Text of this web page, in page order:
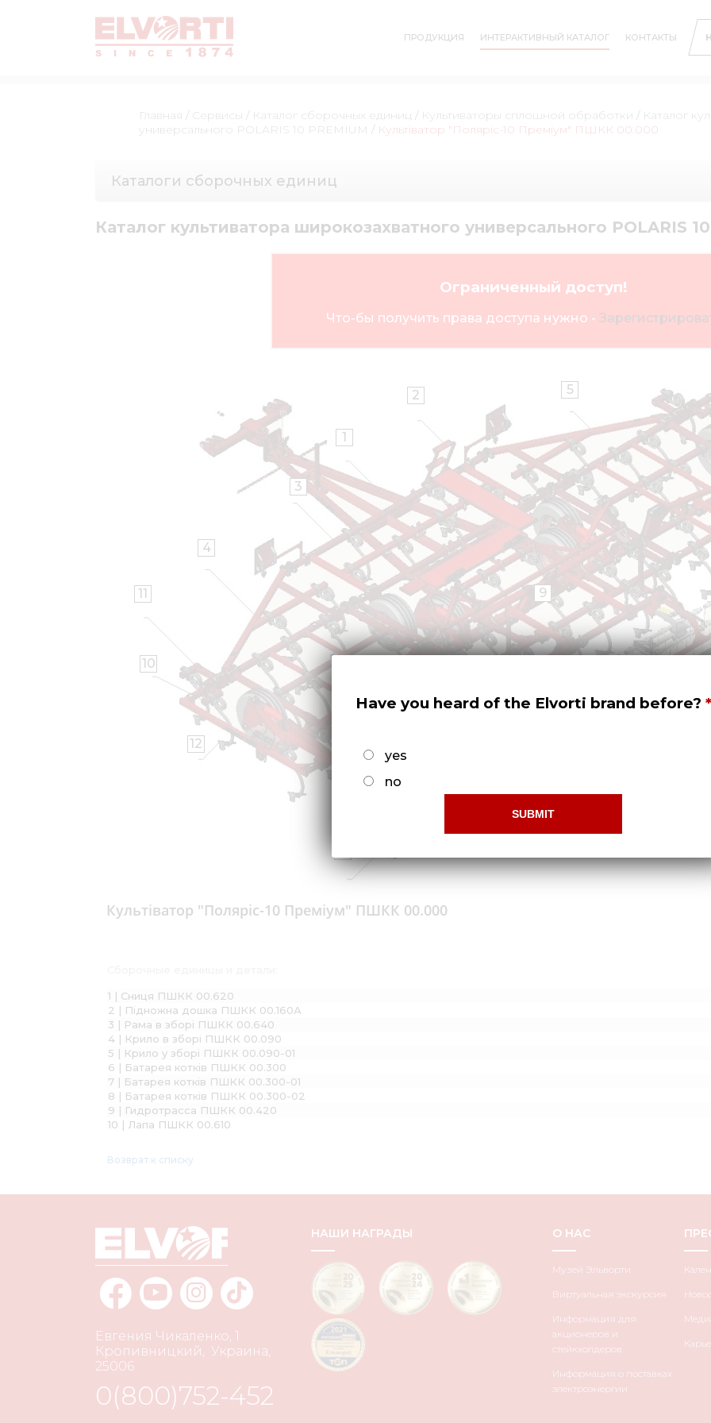
ПРОДУКЦИЯ ИНТЕРАКТИВНЫЙ КАТАЛОГ КОНТАКТЫ
Главная / Сервисы / Каталог сборочных единиц / Культиваторы сплошной обработки / Каталог
универсального POLARIS 10 PREMIUM / Культіватор "Поляріс-10 Преміум" ПШКК 00.000
Каталоги сборочных единиц
Каталог культиватора широкозахватного универсального POLARIS
Ограниченный доступ!
Что-бы получить права доступа нужно -
Культіватор "Поляріс-10 Преміум" ПШКК 00.000
1
2
3
4
5
9
10
11
12
1 | Сниця ПШКК 00.620
2 | Підножна дошка ПШКК 00.160А
3 | Рама в зборі ПШКК 00.640
4 | Крило в зборі ПШКК 00.090
5 | Крило у зборі ПШКК 00.090-01
6 | Батарея котків ПШКК 00.300
7 | Батарея котків ПШКК 00.300-01
8 | Батарея котків ПШКК 00.300-02
9 | Гидротрасса ПШКК 00.420
10 | Лапа ПШКК 00.610
Возврат к списку
Евгения Чикаленко, 1
Кропивницкий
Украина
25006
0(800)752-452
НАШИ НАГРАДЫ О НАС
Музей Эльворти
Виртуальная экскурсия
Информация для
акционеров и
стейкхолдеров
Информация о поставках
электроэнергии
Have you heard of the Elvorti brand before?
yes
no